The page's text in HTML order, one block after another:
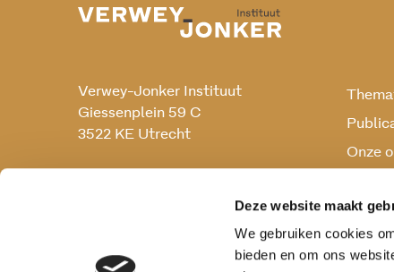
Deze website maakt
We gebruiken cookies
bieden en om ons
Verwey-Jonker Instituut
Giessenplein 59 C
3522 KE Utrecht
Onze